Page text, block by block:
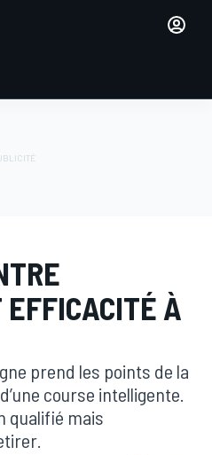
EFFICACITÉ À
prend les points de la
course intelligente.
qualifié mais